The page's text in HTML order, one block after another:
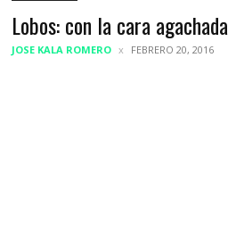
Lobos: con la cara agachada
JOSE KALA ROMERO FEBRERO 20, 2016